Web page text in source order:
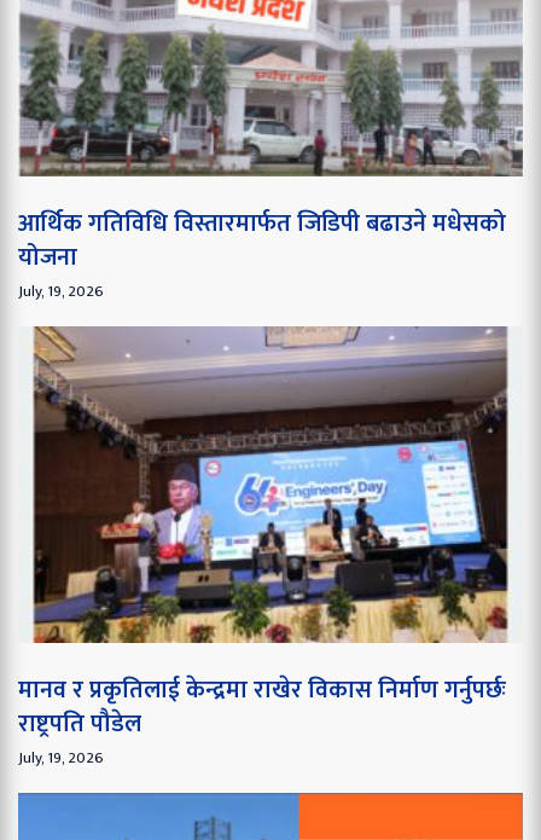
आर्थिक गतिविधि विस्तारमार्फत जिडिपी बढाउने मधेसको
योजना
July, 19, 2026
मानव र प्रकृतिलाई केन्द्रमा राखेर विकास निर्माण गर्नुपर्छः
राष्ट्रपति पौडेल
July, 19, 2026